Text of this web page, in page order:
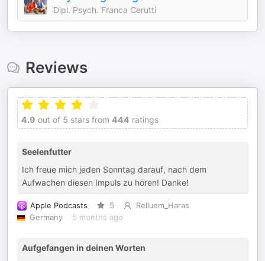
Dipl. Psych. Franca Cerutti
Reviews
4.9 out of 5 stars from 444 ratings
Seelenfutter
Ich freue mich jeden Sonntag darauf, nach dem
Aufwachen diesen Impuls zu hören! Danke!
Apple Podcasts 5
Relluem_Haras
Germany
5 months ago
Aufgefangen in deinen Worten